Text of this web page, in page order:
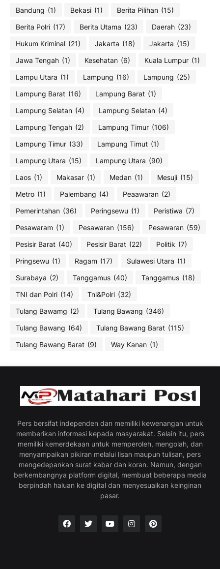
Bandung (1) Bekasi (1) Berita Pilihan (15)
Berita Polri (17) Berita Utama (23) Daerah (23)
Hukum Kriminal (21) Jakarta (18) Jakarta (15)
Jawa Tengah (1) Kesehatan (6) Kuala Lumpur (1)
Lampu Utara (1) Lampung (16) Lampung (25)
Lampung Barat (16) Lampung Barat (1)
Lampung Selatan (4) Lampung Selatan (4)
Lampung Tengah (2) Lampung Timur (106)
Lampung Timur (33) Lampung Timut (1)
Lampung Utara (15) Lampung Utara (90)
Laos (1) Makasar (1) Medan (1) Mesuji (15)
Metro (1) Palembang (4) Peaawaran (2)
Pemerintahan (36) Peringsewu (1) Peristiwa (7)
Pesawaram (1) Pesawaran (156) Pesawaran (59)
Pesisir Barat (40) Pesisir Barat (22) Politik (7)
Pringsewu (1) Ragam (17) Sulawesi Utara (1)
Surabaya (2) Tanggamus (40) Tanggamus (18)
TNI dan Polri (14) Tni&Polri (32)
Tulang Bawamg (2) Tulang Bawang (346)
Tulang Bawang (64) Tulang Bawang Barat (115)
Tulang Bawang Barat (9) Way Kanan (1)
Pers bersifat independen dan memiliki kewenangan untuk
memberikan informasi kepada masyarakat. Selain itu, pers
memiliki kemerdekaan untuk memperoleh, mengolah, dan
menyampaikan pikiran melalui lisan maupun tulisan, pers
mengedepankan surat kabar dan koran. Namun, dengan
berkembangnya platform digital, membuat beberapa media
berpindah haluan ke digital dan menyesuaikan keinginan
pasar.